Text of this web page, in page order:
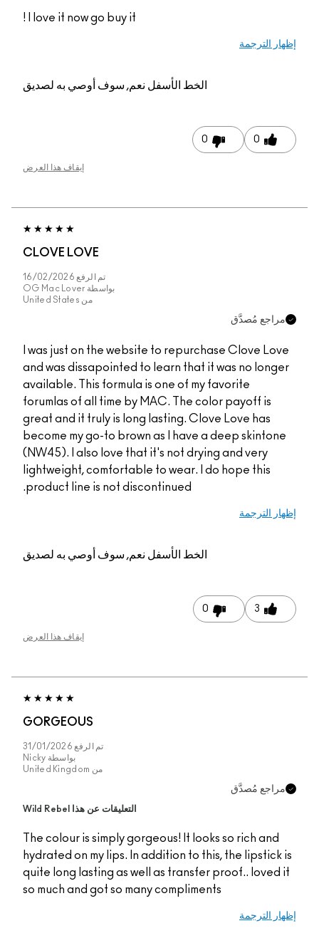
I love it now go buy it !
إظهار الترجمة
الخط الأسفلنعم, سوف أوصي به لصديق
0
0
إيقاف هذا العرض
CLOVE LOVE
تم الرفع 16/02/2026
بواسطة OG Mac Lover
من United States
مراجع مُصدَّق
I was just on the website to repurchase Clove Love
and was dissapointed to learn that it was no longer
available. This formula is one of my favorite
forumlas of all time by MAC. The color payoff is
great and it truly is long lasting. Clove Love has
become my go-to brown as I have a deep skintone
(NW45). I also love that it's not drying and very
lightweight, comfortable to wear. I do hope this
product line is not discontinued.
إظهار الترجمة
الخط الأسفلنعم, سوف أوصي به لصديق
3
0
إيقاف هذا العرض
GORGEOUS
تم الرفع 31/01/2026
بواسطة Nicky
من United Kingdom
مراجع مُصدَّق
التعليقات عن هذا Wild Rebel
The colour is simply gorgeous! It looks so rich and
hydrated on my lips. In addition to this, the lipstick is
quite long lasting as well as transfer proof.. loved it
so much and got so many compliments
إظهار الترجمة